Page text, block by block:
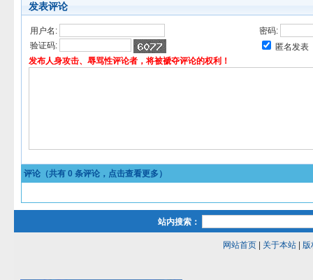
发表评论
用户名:
密码:
验证码:
匿名发表
发布人身攻击、辱骂性评论者，将被褫夺评论的权利！
评论（共有 0 条评论，点击查看更多）
站内搜索：
网站首页| 关于本站| 版